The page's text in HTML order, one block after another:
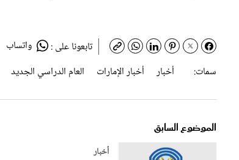
تابعونا على : واتساب
سمات:
أخبار أخبار الإمارات العام الدراسي الجديد
الموضوع السابق
أخبار